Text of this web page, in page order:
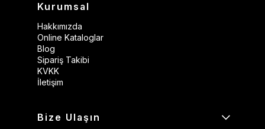
Kurumsal
Hakkımızda
Online Kataloglar
Blog
Sipariş Takibi
KVKK
İletişim
Bize Ulaşın